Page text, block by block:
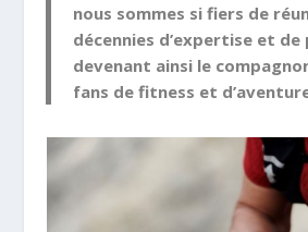
nous sommes si fiers de
décennies d’expertise et
devenant ainsi le
fans de fitness et